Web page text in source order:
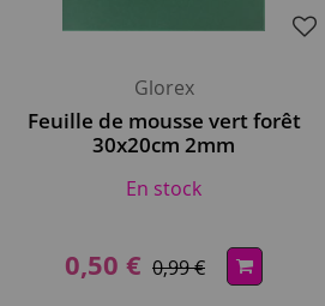
Glorex
Feuille de mousse vert forêt
30x20cm 2mm
En stock
0,50 € 0,99 €